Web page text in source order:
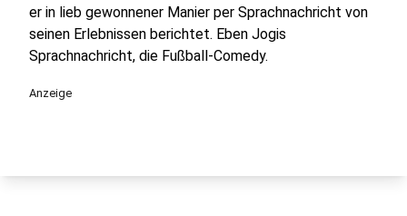
er in lieb gewonnener Manier per Sprachnachricht von
seinen Erlebnissen berichtet. Eben Jogis
Sprachnachricht, die Fußball-Comedy.
Anzeige